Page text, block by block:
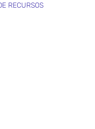
RECURSOS